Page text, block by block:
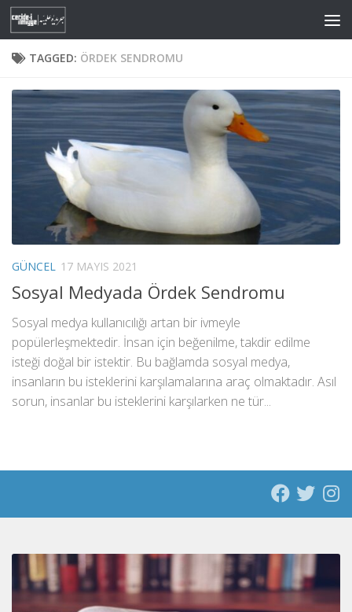
Skip to content
TAGGED: ÖRDEK SENDROMU
GÜNCEL 17 MAYIS 2021
Sosyal Medyada Ördek Sendromu
Sosyal medya kullanıcılığı artan bir ivmeyle
popülerleşmektedir. İnsan için beğenilme, takdir edilme
isteği doğal bir istektir. Bu bağlamda sosyal medya,
insanların bu isteklerini karşılamalarına araç olmaktadır. Asıl
sorun, insanlar bu isteklerini karşılarken ne tür...